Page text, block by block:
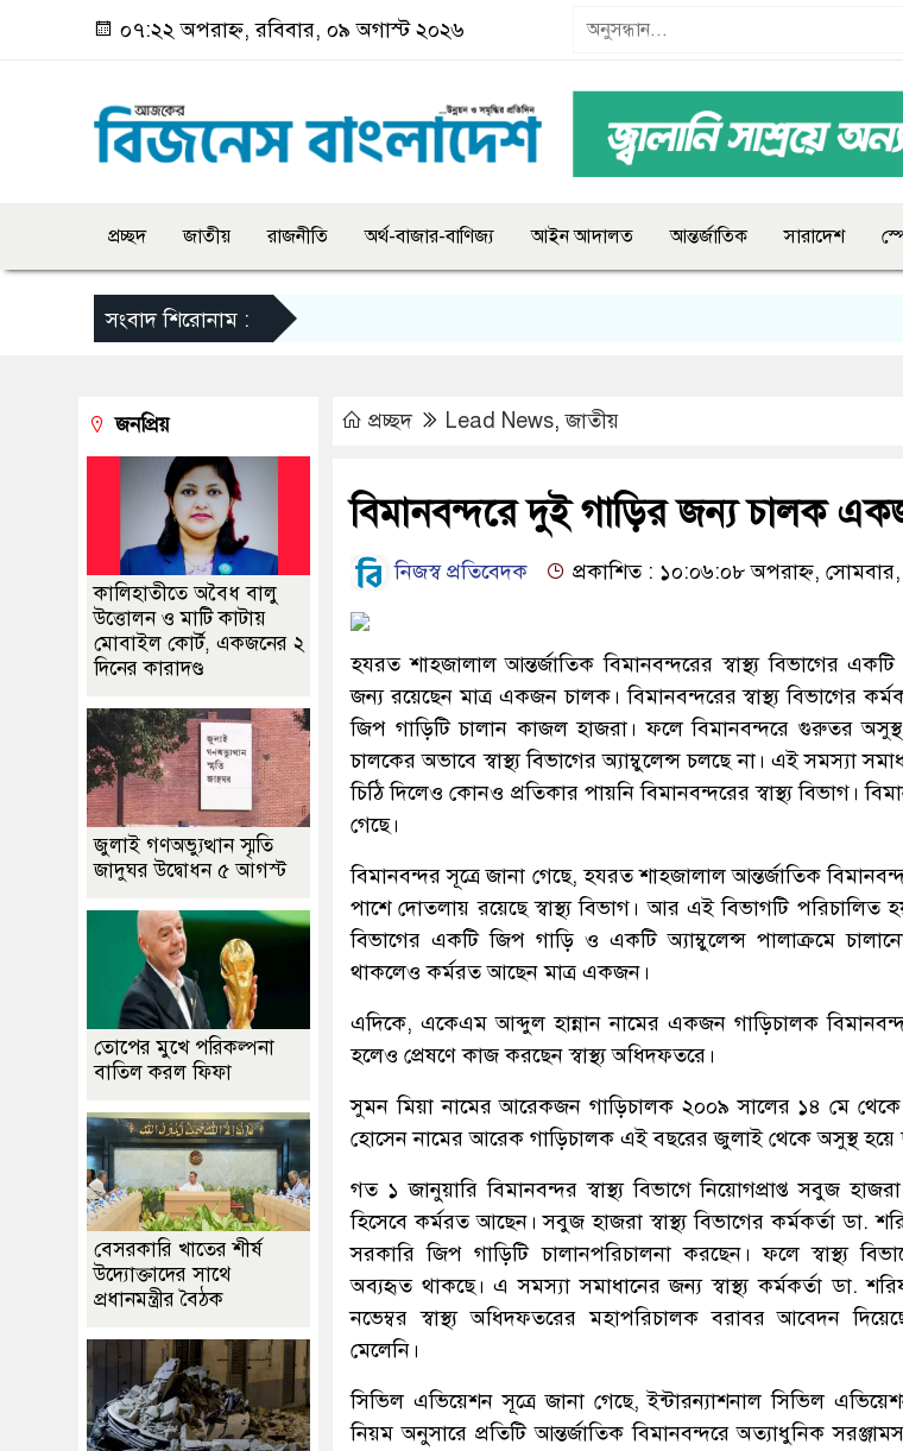
০৭:২২ অপরাহ্ন, রবিবার, ০৯ অগাস্ট ২০২৬
প্রচ্ছদ জাতীয় রাজনীতি অর্থ-বাজার-বাণিজ্য আইন আদালত আন্তর্জাতিক সারাদেশ
সংবাদ শিরোনাম :
প্রচ্ছদ Lead News,জাতীয়
বিমানবন্দরে দুই গাড়ির জন্য চালক
নিজস্ব প্রতিবেদক প্রকাশিত : ১০:০৬:০৮ অপরাহ্ন,
হযরত শাহজালাল আন্তর্জাতিক বিমানবন্দরের স্বাস্থ্য বিভাগের
জন্য রয়েছেন মাত্র একজন চালক। বিমানবন্দরের স্বাস্থ্য বিভাগের
জিপ গাড়িটি চালান কাজল হাজরা। ফলে বিমানবন্দরে গুরুতর
চালকের অভাবে স্বাস্থ্য বিভাগের অ্যাম্বুলেন্স চলছে না। এই সমস্যা
চিঠি দিলেও কোনও প্রতিকার পায়নি বিমানবন্দরের স্বাস্থ্য বিভাগ।
গেছে।
বিমানবন্দর সূত্রে জানা গেছে, হযরত শাহজালাল আন্তর্জাতিক
পাশে দোতলায় রয়েছে স্বাস্থ্য বিভাগ। আর এই বিভাগটি পরিচালিত
বিভাগের একটি জিপ গাড়ি ও একটি অ্যাম্বুলেন্স পালাক্রমে
থাকলেও কর্মরত আছেন মাত্র একজন।
এদিকে, একেএম আব্দুল হান্নান নামের একজন গাড়িচালক বিমানবন্দর
হলেও প্রেষণে কাজ করছেন স্বাস্থ্য অধিদফতরে।
সুমন মিয়া নামের আরেকজন গাড়িচালক ২০০৯ সালের ১৪ মে থেকে
হোসেন নামের আরেক গাড়িচালক এই বছরের জুলাই থেকে অসুস্থ হয়ে
গত ১ জানুয়ারি বিমানবন্দর স্বাস্থ্য বিভাগে নিয়োগপ্রাপ্ত সবুজ
হিসেবে কর্মরত আছেন। সবুজ হাজরা স্বাস্থ্য বিভাগের কর্মকর্তা ডা.
সরকারি জিপ গাড়িটি চালানপরিচালনা করছেন। ফলে স্বাস্থ্য
অব্যহৃত থাকছে। এ সমস্যা সমাধানের জন্য স্বাস্থ্য কর্মকর্তা ডা.
নভেম্বর স্বাস্থ্য অধিদফতরের মহাপরিচালক বরাবর আবেদন
মেলেনি।
সিভিল এভিয়েশন সূত্রে জানা গেছে, ইন্টারন্যাশনাল সিভিল
নিয়ম অনুসারে প্রতিটি আন্তর্জাতিক বিমানবন্দরে অত্যাধুনিক
জনপ্রিয়
কালিহাতীতে অবৈধ বালু
উত্তোলন ও মাটি কাটায়
মোবাইল কোর্ট, একজনের ২
দিনের কারাদণ্ড
জুলাই গণঅভ্যুত্থান স্মৃতি
জাদুঘর উদ্বোধন ৫ আগস্ট
তোপের মুখে পরিকল্পনা
বাতিল করল ফিফা
বেসরকারি খাতের শীর্ষ
উদ্যোক্তাদের সাথে
প্রধানমন্ত্রীর বৈঠক